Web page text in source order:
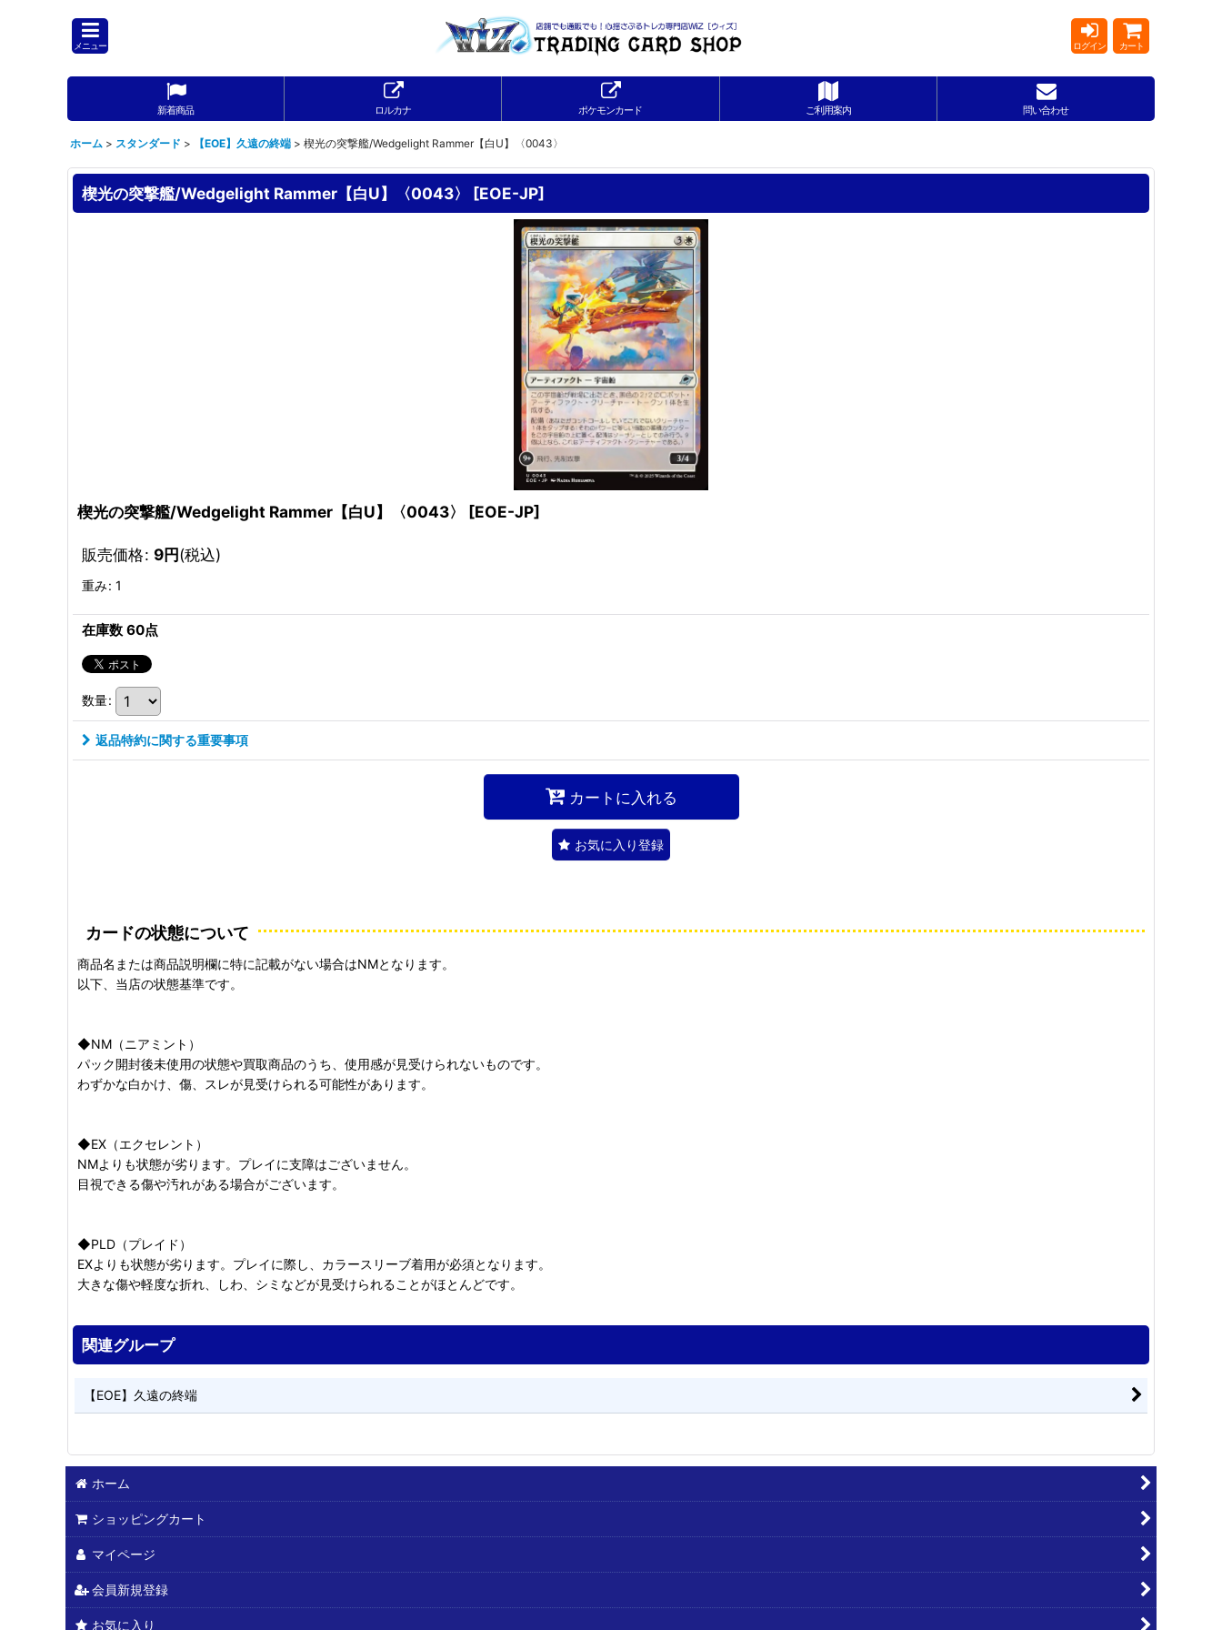
メニュー ログイン カート
新着商品 ロルカナ ポケモンカード ご利用案内 問い合わせ
ホーム > スタンダード > 【EOE】久遠の終端 > 楔光の突撃艦/Wedgelight Rammer【白U】〈0043〉
楔光の突撃艦/Wedgelight Rammer【白U】〈0043〉 [EOE-JP]
楔光の突撃艦/Wedgelight Rammer【白U】〈0043〉 [EOE-JP]
販売価格: 9円(税込)
重み: 1
在庫数 60点
数量:
返品特約に関する重要事項
カートに入れる
お気に入り登録
カードの状態について
商品名または商品説明欄に特に記載がない場合はNMとなります。
以下、当店の状態基準です。
◆NM（ニアミント）
パック開封後未使用の状態や買取商品のうち、使用感が見受けられないものです。
わずかな白かけ、傷、スレが見受けられる可能性があります。
◆EX（エクセレント）
NMよりも状態が劣ります。プレイに支障はございません。
目視できる傷や汚れがある場合がございます。
◆PLD（プレイド）
EXよりも状態が劣ります。プレイに際し、カラースリーブ着用が必須となります。
大きな傷や軽度な折れ、しわ、シミなどが見受けられることがほとんどです。
関連グループ
【EOE】久遠の終端
ホーム
ショッピングカート
マイページ
会員新規登録
お気に入り